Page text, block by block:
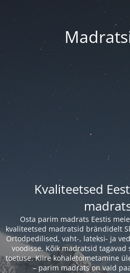
Kvaliteetsed
Osta parim madrats Eestis
kvaliteetsed madratsid brändidelt
Ortodpedilised, vaht-, lateksi- ja
voodisse. Kõik madratsid
toetuse. Kiire kohaletoimetamine
– parim madrats on vaid